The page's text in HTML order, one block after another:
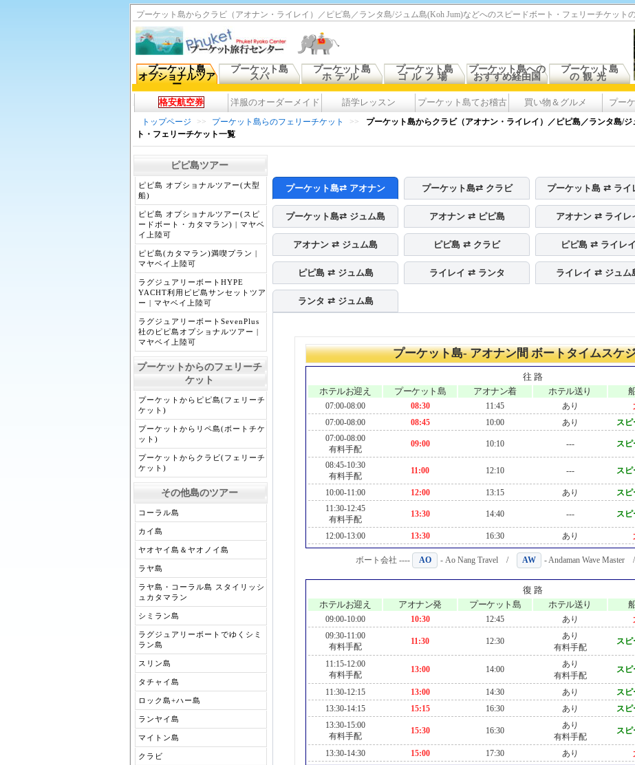
プーケット島からクラビ（アオナン・ライレイ）／ピピ島／ランタ島/ジュム島(Koh Jum)などへのスピードボート・フェリーチケット
プーケット島
オプショナルツア
ー
プーケット島
スパ
プーケット島
ホテル
プーケット島
ゴルフ場
プーケット島への
おすすめ経由国
プーケット島
の観光
格安航空券 洋服のオーダーメイド 語学レッスン プーケット島てお稽古 買い物＆グルメ プー
トップページ >> プーケット島らのフェリーチケット >>
プーケット島からクラビ（アオナン・ライレイ）／ピピ島／ランタ島/
ト・フェリーチケット一覧
ピピ島ツアー
ピピ島 オプショナルツアー(大型
船)
ピピ島 オプショナルツアー(スピ
ードボート・カタマラン) | マヤベ
イ上陸可
ピピ島(カタマラン)満喫プラン |
マヤベイ上陸可
ラグジュアリーボートHYPE
YACHT利用ピピ島サンセットツア
ー | マヤベイ上陸可
ラグジュアリーボートSevenPlus
社のピピ島オプショナルツアー |
マヤベイ上陸可
プーケットからのフェリーチ
ケット
プーケットからピピ島(フェリーチ
ケット)
プーケットからリペ島(ボートチケ
ット)
プーケットからクラビ(フェリーチ
ケット)
その他島のツアー
コーラル島
カイ島
ヤオヤイ島＆ヤオノイ島
ラヤ島
ラヤ島・コーラル島 スタイリッシ
ュカタマラン
シミラン島
ラグジュアリーボートでゆくシミ
ラン島
スリン島
タチャイ島
ロック島+ハー島
ランヤイ島
マイトン島
クラビ
プーケット島⇄ アオナン プーケット島⇄ クラビ プーケット島 ⇄ ライ
プーケット島⇄ ジュム島 アオナン ⇄ ピピ島 アオナン ⇄ ライレ
アオナン ⇄ ジュム島 ピピ島 ⇄ クラビ ピピ島 ⇄ ライレイ
ピピ島 ⇄ ジュム島 ライレイ ⇄ ランタ ライレイ ⇄ ジュム
ランタ ⇄ ジュム島
プーケット島- アオナン間 ボートタイムスケ
往 路
ホテルお迎え
プーケット島 アオナン着 ホテル送り
07:00-08:00 08:30 11:45 あり
07:00-08:00
08:45 10:00 あり スピ
07:00-08:00
有料手配
09:00 10:10 --- スピ
08:45-10:30
有料手配
11:00 12:10 --- スピ
10:00-11:00 12:00 13:15 あり スピ
11:30-12:45
有料手配
13:30 14:40 --- スピ
12:00-13:00 13:30 16:30 あり
ボート会社 ---- AO - Ao Nang Travel / AW - Andaman Wave
復 路
ホテルお迎え
アオナン発 プーケット島 ホテル送り
09:00-10:00 10:30 12:45 あり
09:30-11:00
有料手配
11:30 12:30
あり
有料手配
スピ
11:15-12:00
有料手配
13:00 14:00
あり
有料手配
スピ
11:30-12:15 13:00 14:30 あり スピ
13:30-14:15
15:15 16:30 あり スピ
13:30-15:00
有料手配
15:30 16:30
あり
有料手配
スピ
13:30-14:30 15:00 17:30 あり